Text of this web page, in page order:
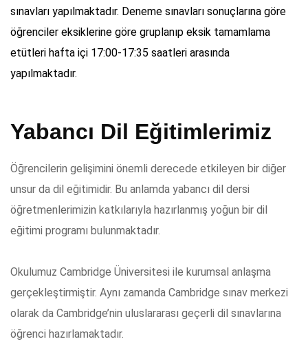
sınavları yapılmaktadır. Deneme sınavları sonuçlarına göre
öğrenciler eksiklerine göre gruplanıp eksik tamamlama
etütleri hafta içi 17:00-17:35 saatleri arasında
yapılmaktadır.
Yabancı Dil Eğitimlerimiz
Öğrencilerin gelişimini önemli derecede etkileyen bir diğer
unsur da dil eğitimidir. Bu anlamda yabancı dil dersi
öğretmenlerimizin katkılarıyla hazırlanmış yoğun bir dil
eğitimi programı bulunmaktadır.
Okulumuz Cambridge Üniversitesi ile kurumsal anlaşma
gerçekleştirmiştir. Aynı zamanda Cambridge sınav merkezi
olarak da Cambridge’nin uluslararası geçerli dil sınavlarına
öğrenci hazırlamaktadır.